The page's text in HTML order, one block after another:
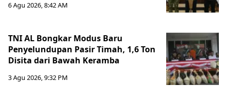
6 Agu 2026, 8:42 AM
TNI AL Bongkar Modus Baru
Penyelundupan Pasir Timah, 1,6 Ton
Disita dari Bawah Keramba
3 Agu 2026, 9:32 PM